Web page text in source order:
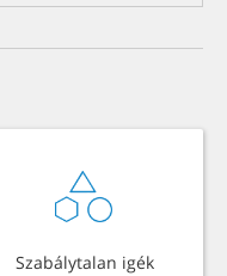
Szabálytalan igék